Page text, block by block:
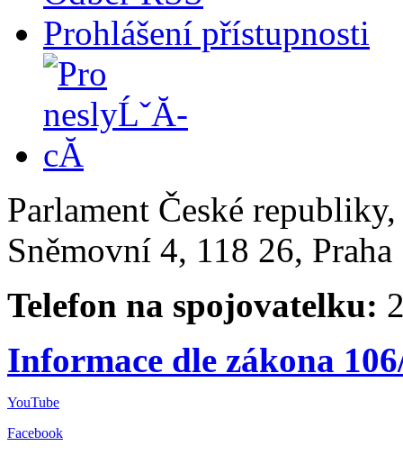
Prohlášení přístupnosti
Parlament České
Sněmovní 4, 118 26,
Telefon na spojovatelku:
Informace dle zákona
YouTube
Facebook